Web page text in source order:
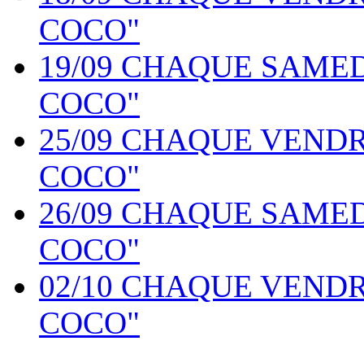
COCO"
19/09 CHAQUE
COCO"
25/09 CHAQUE
COCO"
26/09 CHAQUE
COCO"
02/10 CHAQUE
COCO"